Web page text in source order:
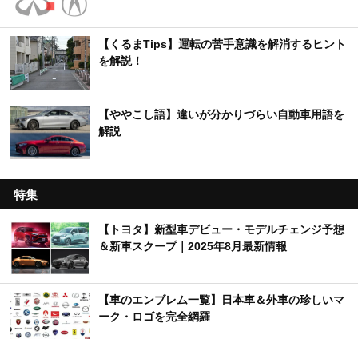
【くるまTips】運転の苦手意識を解消するヒント
を解説！
【ややこし語】違いが分かりづらい自動車用語を
解説
特集
【トヨタ】新型車デビュー・モデルチェンジ予想
＆新車スクープ｜2025年8月最新情報
【車のエンブレム一覧】日本車＆外車の珍しいマ
ーク・ロゴを完全網羅